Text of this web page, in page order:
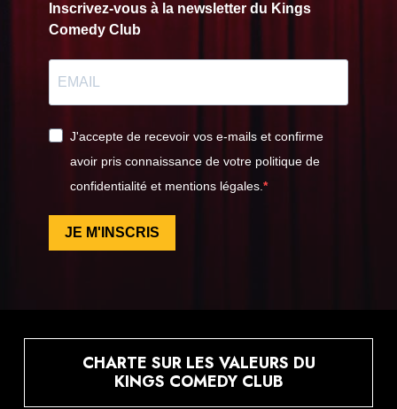
Inscrivez-vous à la newsletter du Kings
Comedy Club
J'accepte de recevoir vos e-mails et confirme
avoir pris connaissance de votre politique de
confidentialité et mentions légales.
JE M'INSCRIS
CHARTE SUR LES VALEURS DU
KINGS COMEDY CLUB